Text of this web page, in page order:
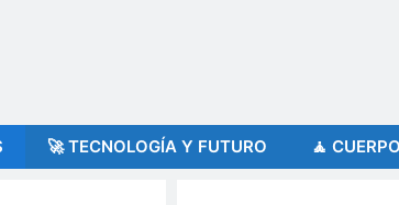
🚀 TECNOLOGÍA Y FUTURO 🧘